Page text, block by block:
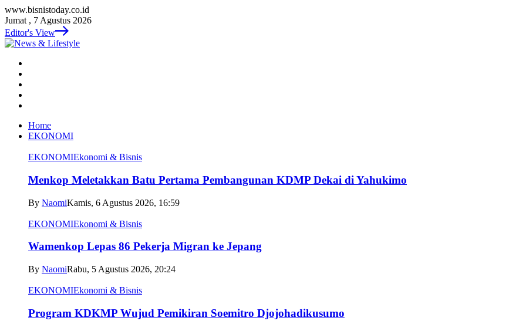
www.bisnistoday.co.id
Jumat , 7 Agustus 2026
Editor's View
Home
EKONOMI
EKONOMIEkonomi & Bisnis
Menkop Meletakkan Batu Pertama Pembangunan KDMP Dekai di Yahukimo
By NaomiKamis, 6 Agustus 2026, 16:59
EKONOMIEkonomi & Bisnis
Wamenkop Lepas 86 Pekerja Migran ke Jepang
By NaomiRabu, 5 Agustus 2026, 20:24
EKONOMIEkonomi & Bisnis
Program KDKMP Wujud Pemikiran Soemitro Djojohadikusumo